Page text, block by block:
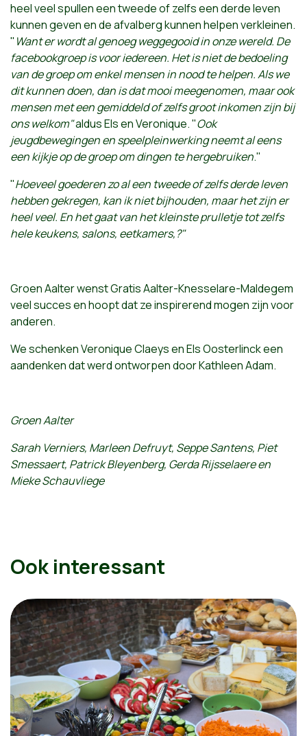
heel veel spullen een tweede of zelfs een derde leven
kunnen geven en de afvalberg kunnen helpen verkleinen.
" Want er wordt al genoeg weggegooid in onze wereld. De
facebookgroep is voor iedereen. Het is niet de bedoeling
van de groep om enkel mensen in nood te helpen. Als we
dit kunnen doen, dan is dat mooi meegenomen, maar ook
mensen met een gemiddeld of zelfs groot inkomen zijn bij
ons welkom"aldus Els en Veronique. "Ook
jeugdbewegingen en speelpleinwerking neemt al eens
een kijkje op de groep om dingen te hergebruiken."
"Hoeveelgoederen zo al een tweede of zelfs derde leven
hebben gekregen, kan ik niet bijhouden, maar het zijn er
heel veel. En het gaat van het kleinste prulletje tot zelfs
hele keukens, salons, eetkamers,?"
Groen Aalter wenst Gratis Aalter-Knesselare-Maldegem
veel succes en hoopt dat ze inspirerend mogen zijn voor
anderen.
We schenken Veronique Claeys en Els Oosterlinck een
aandenken dat werd ontworpen door Kathleen Adam.
Groen Aalter
Sarah Verniers, Marleen Defruyt, Seppe Santens, Piet
Smessaert, Patrick Bleyenberg, Gerda Rijsselaere en
Mieke Schauvliege
Ook interessant